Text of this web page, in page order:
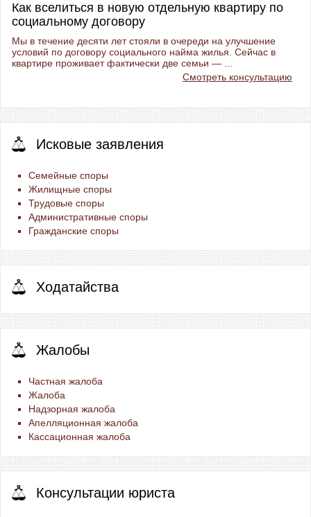
Как вселиться в новую отдельную квартиру по
социальному договору
Мы в течение десяти лет стояли в очереди на улучшение
условий по договору социального найма жилья. Сейчас в
квартире проживает фактически две семьи — ...
Смотреть консультацию
Исковые заявления
Семейные споры
Жилищные споры
Трудовые споры
Административные споры
Гражданские споры
Ходатайства
Жалобы
Частная жалоба
Жалоба
Надзорная жалоба
Апелляционная жалоба
Кассационная жалоба
Консультации юриста